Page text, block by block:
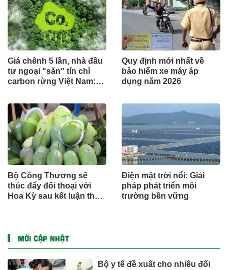
Giá chênh 5 lần, nhà đầu
tư ngoại "săn" tín chỉ
carbon rừng Việt Nam:
Quy định mới nhất về
bảo hiểm xe máy áp
dụng năm 2026
Bộ Công Thương sẽ
thúc đẩy đối thoại với
Hoa Kỳ sau kết luận thuế
Điện mặt trời nổi: Giải
pháp phát triển môi
trường bền vững
MỚI CẬP NHẬT
Bộ y tế đề xuất cho nhiều đối